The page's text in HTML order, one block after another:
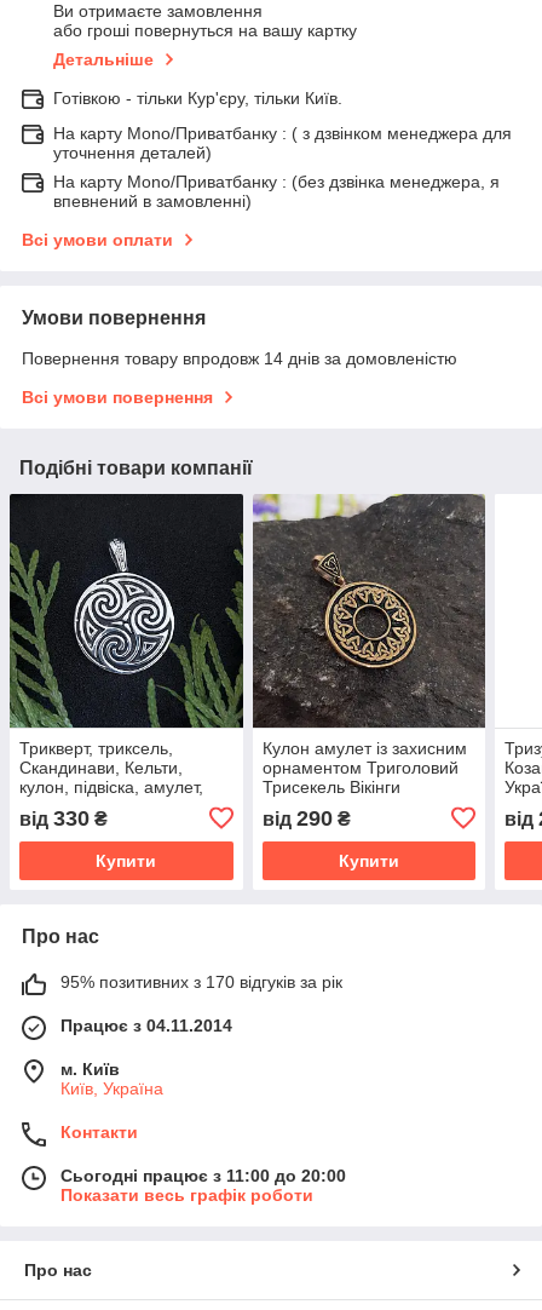
Ви отримаєте замовлення
або гроші повернуться на вашу картку
Детальніше
Готівкою - тільки Кур'єру, тільки Київ.
На карту Mono/Приватбанку : ( з дзвінком менеджера для
уточнення деталей)
На карту Mono/Приватбанку : (без дзвінка менеджера, я
впевнений в замовленні)
Всі умови оплати
Умови повернення
Повернення товару впродовж 14 днів за домовленістю
Всі умови повернення
Подібні товари компанії
Трикверт, триксель,
Скандинави, Кельти,
кулон, підвіска, амулет,
від 330 ₴
Купити
Кулон амулет із захисним
орнаментом Триголовий
Трисекель Вікінги
від 290₴
Купити
від
Про нас
95% позитивних з 170 відгуків за рік
Працює з 04.11.2014
м. Київ
Київ, Україна
Контакти
Сьогодні працює з 11:00 до 20:00
Показати весь графік роботи
Про нас